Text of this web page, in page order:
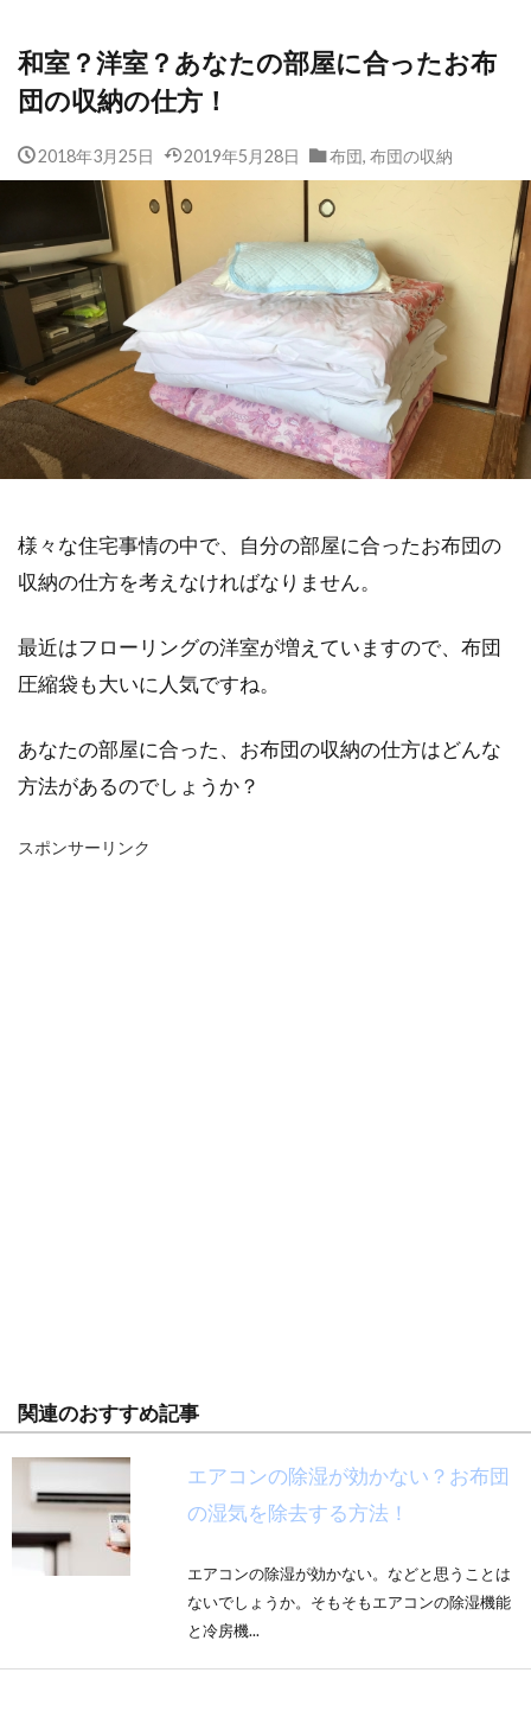
和室？洋室？あなたの部屋に合ったお布
団の収納の仕方！
2018年3月25日 2019年5月28日 布団, 布団の収納
様々な住宅事情の中で、自分の部屋に合ったお布団の
収納の仕方を考えなければなりません。
最近はフローリングの洋室が増えていますので、布団
圧縮袋も大いに人気ですね。
あなたの部屋に合った、お布団の収納の仕方はどんな
方法があるのでしょうか？
スポンサーリンク
関連のおすすめ記事
エアコンの除湿が効かない？お布団
の湿気を除去する方法！
エアコンの除湿が効かない。などと思うことは
ないでしょうか。そもそもエアコンの除湿機能
と冷房機...